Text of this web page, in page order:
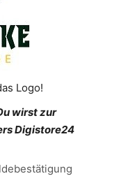
Logo!
wirst zur
Digistore24